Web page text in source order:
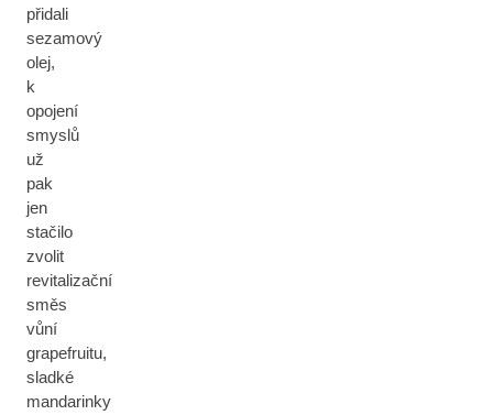
přidali
sezamový
olej,
k
opojení
smyslů
už
pak
jen
stačilo
zvolit
revitalizační
směs
vůní
grapefruitu,
sladké
mandarinky